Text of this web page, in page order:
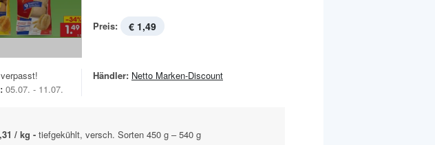
Preis: € 1,49
05.07. - 11.07.
Händler: Netto Marken-Discount
/ kg - tiefgekühlt, versch. Sorten 450 g – 540 g